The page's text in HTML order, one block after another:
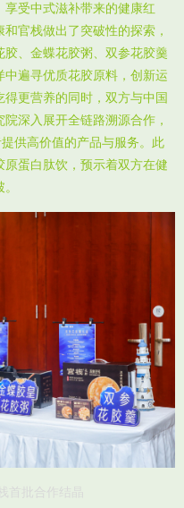
受中式滋补带来的健康红
官栈做出了突破性的探索，
、金蝶花胶粥、双参花胶羹
遍寻优质花胶原料，创新运
更营养的同时，双方与中国
深入展开全链路溯源合作，
供高价值的产品与服务。此
蛋白肽饮，预示着双方在健
首批合作结晶